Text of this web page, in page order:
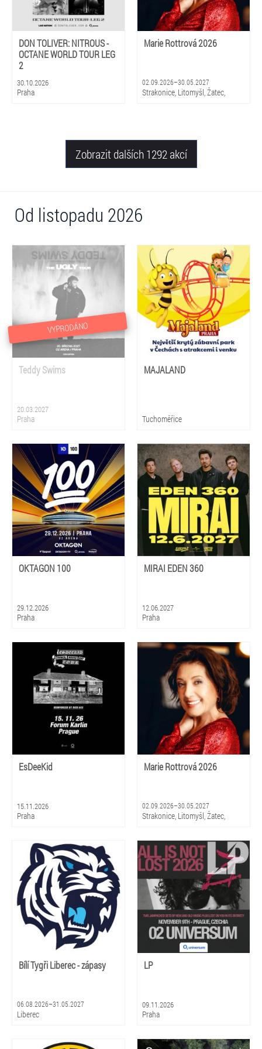
DON TOLIVER: NITROUS -
OCTANE WORLD TOUR LEG
2
30.10.2026
Praha
Marie Rottrová 2026
02.09.2026–30.05.2027
Strakonice, Litomyšl, Žatec,
Zobrazit dalších 1292 akcí
Od listopadu 2026
VYPRODÁNO
Teddy Swims
20.03.2027
Praha
MAJALAND
Tuchoměřice
OKTAGON 100
29.12.2026
Praha
MIRAI EDEN 360
12.06.2027
Praha
EsDeeKid
15.11.2026
Praha
Marie Rottrová 2026
02.09.2026–30.05.2027
Strakonice, Litomyšl, Žatec,
Praha, Ostrava, Pardubice, Plzeň
Bílí Tygři Liberec - zápasy
06.08.2026–31.05.2027
Liberec
LP
09.11.2026
Praha